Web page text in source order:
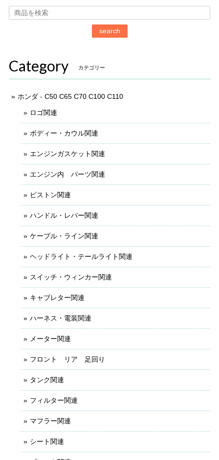
search
Category カテゴリー
ホンダ - C50 C65 C70 C100 C110
ロゴ関連
ボディー・カウル関連
エンジンガスケット関連
エンジン内 パーツ関連
ピストン関連
ハンドル・レバー関連
ケーブル・ライン関連
ヘッドライト・テールライト関連
スイッチ・ウィンカー関連
キャブレター関連
ハーネス・電装関連
メーター関連
フロント リア 足回り
タンク関連
フィルター関連
マフラー関連
シート関連